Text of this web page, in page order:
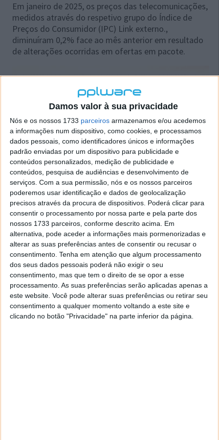
Damos valor à sua privacidade
Nós e os nossos 1733 parceiros armazenamos e/ou acedemos
a informações num dispositivo, como cookies, e processamos
dados pessoais, como identificadores únicos e informações
padrão enviadas por um dispositivo para publicidade e
conteúdos personalizados, medição de publicidade e
conteúdos, pesquisa de audiências e desenvolvimento de
serviços. Com a sua permissão, nós e os nossos parceiros
poderemos usar identificação e dados de geolocalização
precisos através da procura de dispositivos. Poderá clicar para
consentir o processamento por nossa parte e pela parte dos
nossos 1733 parceiros, conforme descrito acima. Em
alternativa, pode aceder a informações mais pormenorizadas e
alterar as suas preferências antes de consentir ou recusar o
consentimento. Tenha em atenção que algum processamento
dos seus dados pessoais poderá não exigir o seu
consentimento, mas que tem o direito de se opor a esse
processamento. As suas preferências serão aplicadas apenas a
este website. Você pode alterar suas preferências ou retirar seu
consentimento a qualquer momento voltando a este site e
clicando no botão "Privacidade" na parte inferior da página.
Em janeiro de 2025, os preços das telecomunicações,
medidos através do respetivo grupo do Índice de
Preços do Consumidor (IPC) Link externo.,
diminuíram 0,2% face ao mês anterior em resultado
de alterações ocorridas em ofertas em pacote.
ANACOM aplica coima de mais de 356
mil euros à NOWO
04 FEV 2025 NOTÍCIAS
A ANACOM voltou a aplicar uma super coima a uma
operadora, desta vez à NOWO. De relembrar que a
NOWO foi adquirida pela operadora romena DIGI.
Conheça as razões da aplicação desta pesada coima.